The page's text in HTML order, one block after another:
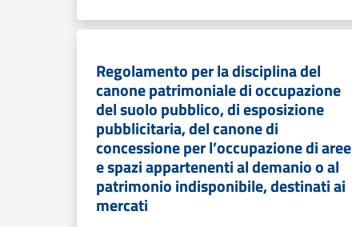
Regolamento per la disciplina del
canone patrimoniale di occupazione
del suolo pubblico, di esposizione
pubblicitaria, del canone di
concessione per l’occupazione di aree
e spazi appartenenti al demanio o al
patrimonio indisponibile, destinati ai
mercati